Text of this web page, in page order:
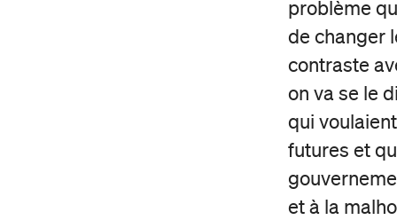
problème
de changer
contraste
on va se le
qui
futures et
et à la